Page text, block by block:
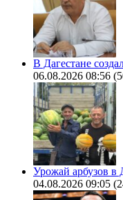
В Дагестане
06.08.2026 08:56
Урожай арбузов в
04.08.2026 09:05